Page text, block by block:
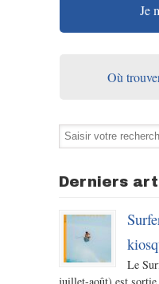
Je
Où
Derniers
Le